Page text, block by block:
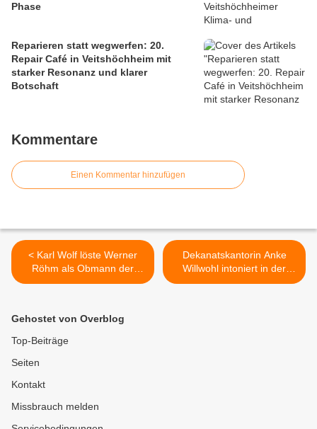
Phase
Reparieren statt wegwerfen: 20.
Repair Café in Veitshöchheim mit
starker Resonanz und klarer
Botschaft
Kommentare
Einen Kommentar hinzufügen
< Karl Wolf löste Werner
Röhm als Obmann der
Veitshöchheimer
Dekanatskantorin Anke
Willwohl intoniert in der
Osternacht
Gehostet von Overblog
Top-Beiträge
Seiten
Kontakt
Missbrauch melden